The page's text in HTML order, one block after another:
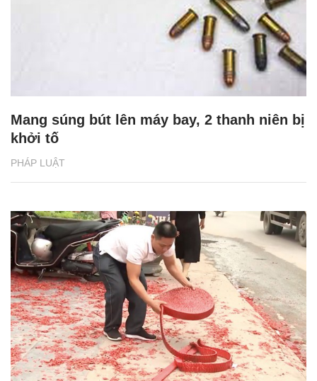
PHÁP LUẬT
Mang súng bút lên máy bay, 2 thanh niên bị
khởi tố